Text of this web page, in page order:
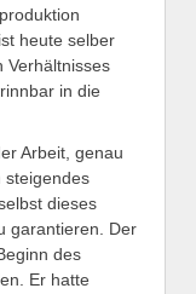
heute selber
Verhältnisses
in die
Arbeit, genau
steigendes
dieses
garantieren. Der
des
Er hatte